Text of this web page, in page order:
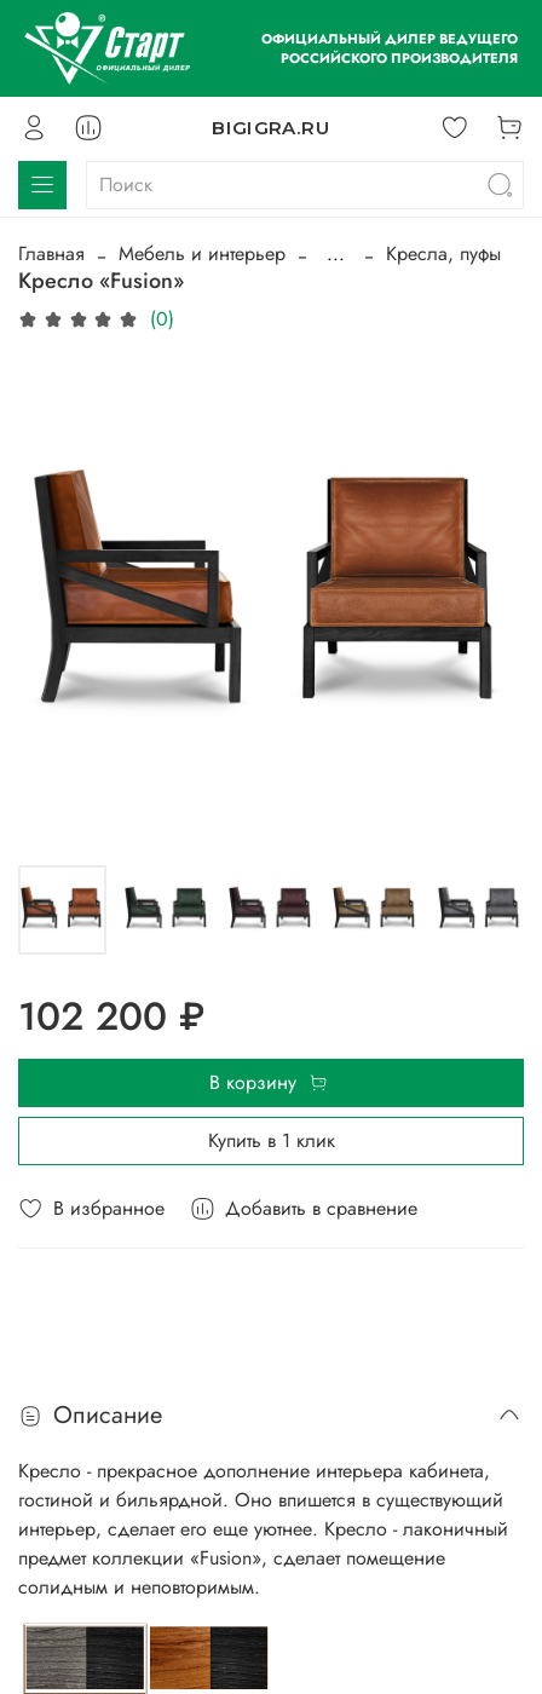
ОФИЦИАЛЬНЫЙ ДИЛЕР ВЕДУЩЕГО
РОССИЙСКОГО ПРОИЗВОДИТЕЛЯ
BIGIGRA.RU
Главная Мебель и интерьер ... Кресла, пуфы
Кресло «Fusion»
(0)
В избранное Добавить в сравнение
102 200 ₽
В корзину
Купить в 1 клик
Описание
Кресло - прекрасное дополнение интерьера кабинета,
гостиной и бильярдной. Оно впишется в существующий
интерьер, сделает его еще уютнее. Кресло - лаконичный
предмет коллекции «Fusion», сделает помещение
солидным и неповторимым.